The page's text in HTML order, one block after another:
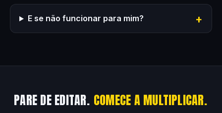
E se não funcionar para mim?
PARE DE EDITAR. COMECE A MULTIPLICAR.